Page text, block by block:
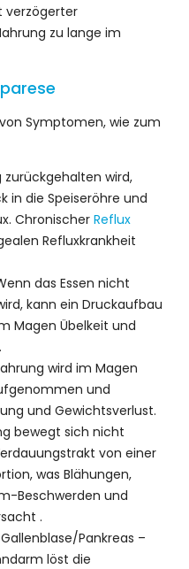
verzögerter
zu lange im
Symptomen, wie zum
zurückgehalten wird,
in die Speiseröhre und
Chronischer Reflux
Refluxkrankheit
das Essen nicht
kann ein Druckaufbau
Magen Übelkeit und
wird im Magen
und
und Gewichtsverlust.
bewegt sich nicht
von einer
was Blähungen,
Beschwerden und
.
Pankreas –
löst die